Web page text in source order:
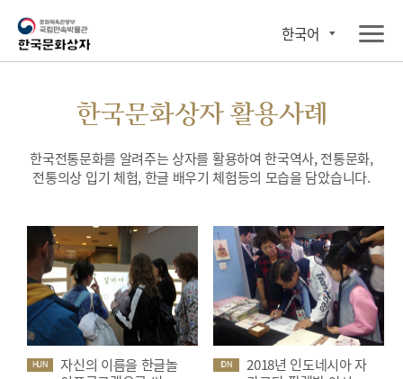
한국어
한국문화상자 활용사례
한국전통문화를 알려주는 상자를 활용하여 한국역사, 전통문화,
전통의상 입기 체험, 한글 배우기 체험등의 모습을 담았습니다.
HUN
자신의 이름을 한글놀
IDN
2018년 인도네시아 자